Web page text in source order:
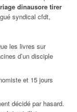
dinausore tirer
syndical cfdt,
les livres sur
d’un disciple
et 15 jours
décidé par hasard.